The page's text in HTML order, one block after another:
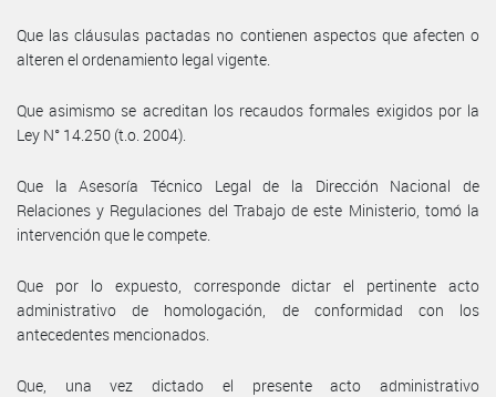
Que las cláusulas pactadas no contienen aspectos que afecten o
alteren el ordenamiento legal vigente.
Que asimismo se acreditan los recaudos formales exigidos por la
Ley N° 14.250 (t.o. 2004).
Que la Asesoría Técnico Legal de la Dirección Nacional de
Relaciones y Regulaciones del Trabajo de este Ministerio, tomó la
intervención que le compete.
Que por lo expuesto, corresponde dictar el pertinente acto
administrativo de homologación, de conformidad con los
antecedentes mencionados.
Que, una vez dictado el presente acto administrativo